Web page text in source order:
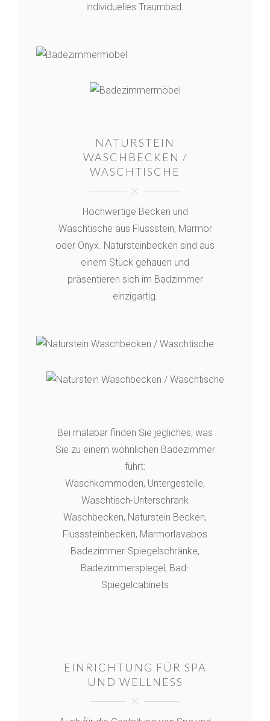
individuelles Traumbad.
NATURSTEIN
WASCHBECKEN /
WASCHTISCHE
Hochwertige Becken und
Waschtische aus Flussstein, Marmor
oder Onyx. Natursteinbecken sind aus
einem Stück gehauen und
präsentieren sich im Badzimmer
einzigartig.
Bei malabar finden Sie jegliches, was
Sie zu einem wohnlichen Badezimmer
führt:
Waschkommoden, Untergestelle,
Waschtisch-Unterschrank
Waschbecken, Naturstein Becken,
Flusssteinbecken, Marmorlavabos
Badezimmer-Spiegelschränke,
Badezimmerspiegel, Bad-
Spiegelcabinets
EINRICHTUNG FÜR SPA
UND WELLNESS